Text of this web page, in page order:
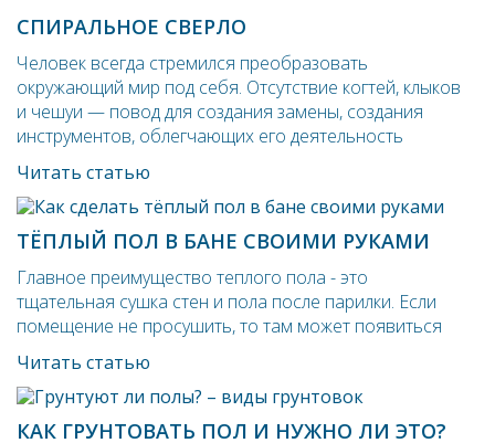
СПИРАЛЬНОЕ СВЕРЛО
Человек всегда стремился преобразовать
окружающий мир под себя. Отсутствие когтей, клыков
и чешуи — повод для создания замены, создания
инструментов, облегчающих его деятельность
Читать статью
ТЁПЛЫЙ ПОЛ В БАНЕ СВОИМИ РУКАМИ
Главное преимущество теплого пола - это
тщательная сушка стен и пола после парилки. Если
помещение не просушить, то там может появиться
Читать статью
КАК ГРУНТОВАТЬ ПОЛ И НУЖНО ЛИ ЭТО?